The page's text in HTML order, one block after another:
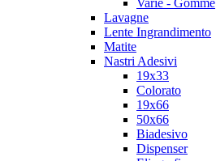
Varie - Gomme
Lavagne
Lente Ingrandimento
Matite
Nastri Adesivi
19x33
Colorato
19x66
50x66
Biadesivo
Dispenser